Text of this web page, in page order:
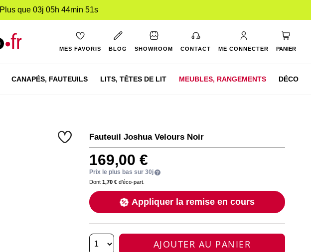
Plus que 03j 05h 44min 50s
MES FAVORIS BLOG SHOWROOM CONTACT ME CONNECTER PANIER
CANAPÉS, FAUTEUILS LITS, TÊTES DE LIT MEUBLES, RANGEMENTS DÉCO
Fauteuil Joshua Velours Noir
169,00 €
Prix le plus bas sur 30j
Dont 1,70 €d’éco-part.
Appliquer la remise en cours
AJOUTER AU PANIER